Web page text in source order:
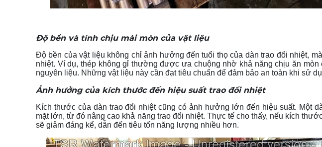
Độ bền và tính chịu mài mòn của vật liệu
Độ bền của vật liệu không chỉ ảnh hưởng đến tuổi thọ của dàn trao đổi nhiệt,
nhiệt. Ví dụ, thép không gỉ thường được ưa chuộng nhờ khả năng chịu ăn mòn
nguyên liệu. Những vật liệu này cần đạt tiêu chuẩn để đảm bảo an toàn khi sử
Ảnh hưởng của kích thước đến hiệu suất trao đổi nhiệt
Kích thước của dàn trao đổi nhiệt cũng có ảnh hưởng lớn đến hiệu suất. Một
mặt lớn, từ đó nâng cao khả năng trao đổi nhiệt. Thực tế cho thấy, nếu kích
sẽ giảm đáng kể, dẫn đến tiêu tốn năng lượng nhiều hơn.